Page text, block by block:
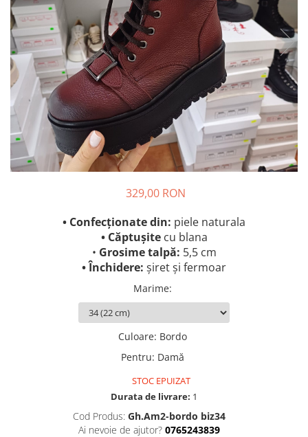
329,00 RON
• Confecționate din: piele naturala
• Căptușite cu blana
• Grosime talpă: 5,5 cm
• Închidere: șiret și fermoar
Marime:
Culoare: Bordo
Pentru: Damă
STOC EPUIZAT
Durata de livrare: 1
Cod Produs: Gh.Am2-bordo biz34
Ai nevoie de ajutor? 0765243839